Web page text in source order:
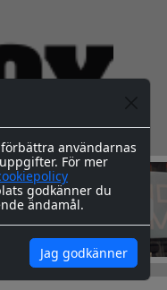
användarnas
För mer
godkänner du
ändamål.
Jag godkänner